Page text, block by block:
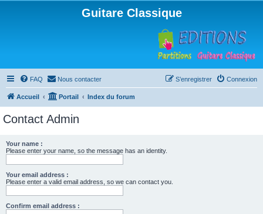
Guitare Classique
FAQ Nous contacter Connexion
S’enregistrer
Accueil Portail Index du forum
Contact Admin
Your name :
Please enter your name, so the message has an identity.
Your email address :
Please enter a valid email address, so we can contact you.
Confirm email address :